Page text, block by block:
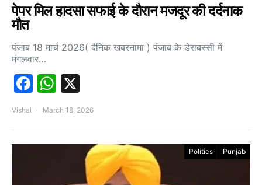
पेपर मिल हादसा सफाई के दौरान मजदूर की दर्दनाक
मौत
पंजाब 18 मार्च 2026( दैनिक खबरनामा ) पंजाब के डेराबस्सी में
मंगलवार…
Facebook
WhatsApp
Vishal March 18, 2026
Politics Punjab